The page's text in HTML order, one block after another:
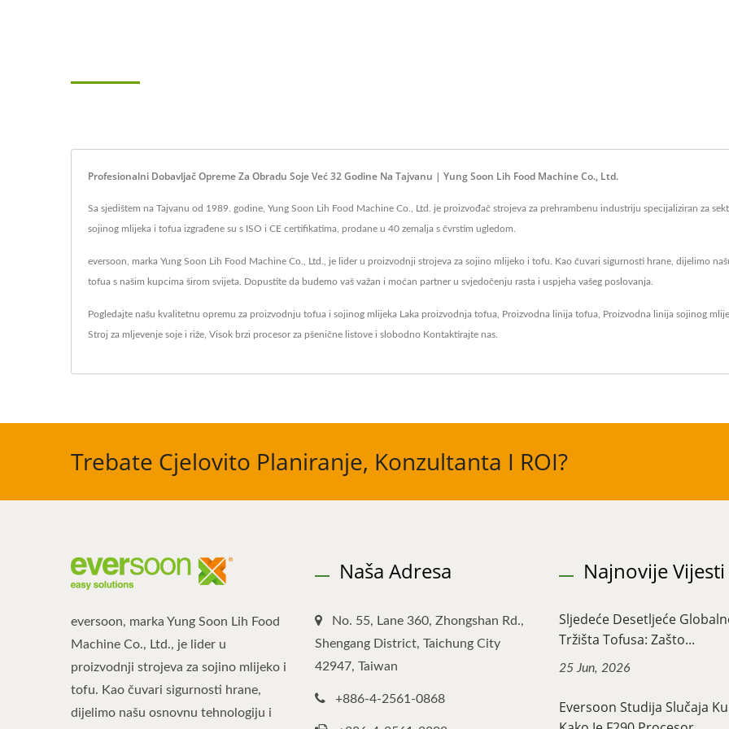
Profesionalni Dobavljač Opreme Za Obradu Soje Već 32 Godine Na Tajvanu | Yung Soon Lih Food Machine Co., Ltd.
Sa sjedištem na Tajvanu od 1989. godine, Yung Soon Lih Food Machine Co., Ltd. je proizvođač strojeva za prehrambenu industriju specijaliziran za
sojinog mlijeka i tofua izgrađene su s ISO i CE certifikatima, prodane u 40 zemalja s čvrstim ugledom.
eversoon, marka Yung Soon Lih Food Machine Co., Ltd., je lider u proizvodnji strojeva za sojino mlijeko i tofu. Kao čuvari sigurnosti hrane, dijelimo
tofua s našim kupcima širom svijeta. Dopustite da budemo vaš važan i moćan partner u svjedočenju rasta i uspjeha vašeg poslovanja.
Pogledajte našu kvalitetnu opremu za proizvodnju tofua i sojinog mlijeka Laka proizvodnja tofua Proizvodna linija tofua Proizvodna linija sojinog
Stroj za mljevenje soje i riže Visok brzi procesor za pšenične listove i slobodno Kontaktirajte nas
Trebate Cjelovito Planiranje, Konzultanta I ROI?
eversoon, marka Yung Soon Lih Food
Machine Co., Ltd., je lider u
proizvodnji strojeva za sojino mlijeko i
tofu. Kao čuvari sigurnosti hrane,
dijelimo našu osnovnu tehnologiju i
Naša Adresa
No. 55, Lane 360, Zhongshan Rd.,
Shengang District, Taichung City
42947, Taiwan
+886-4-2561-0868
Najnovije Vijesti
Sljedeće Desetljeće
Tržišta Tofusa: Zašto...
25 Jun, 2026
Eversoon Studija Slučaja